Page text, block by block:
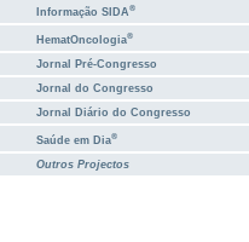
Informação SIDA®
HematOncologia®
Jornal Pré-Congresso
Jornal do Congresso
Jornal Diário do Congresso
Saúde em Dia®
Outros Projectos